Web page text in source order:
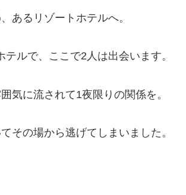
あるリゾートホテルへ。
ルで、ここで2人は出会います。
気に流されて1夜限りの関係を。
その場から逃げてしまいました。